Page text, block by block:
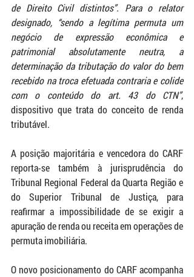
de Direito Civil distintos”. Para o relator
designado, “sendo a legítima permuta um
negócio de expressão econômica e
patrimonial absolutamente neutra, a
determinação da tributação do valor do bem
recebido na troca efetuada contraria e colide
com o conteúdo do art. 43 do CTN”,
dispositivo que trata do conceito de renda
tributável.
A posição majoritária e vencedora do CARF
reporta-se também à jurisprudência do
Tribunal Regional Federal da Quarta Região e
do Superior Tribunal de Justiça, para
reafirmar a impossibilidade de se exigir a
apuração de renda ou receita em operações de
permuta imobiliária.
O novo posicionamento do CARF acompanha